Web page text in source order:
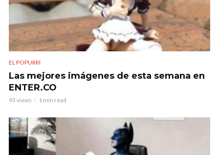
EL POPURRÍ
Las mejores imágenes de esta semana en
ENTER.CO
93 views 1 min read